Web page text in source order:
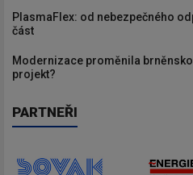
PlasmaFlex: od nebezpečného
část
Modernizace proměnila
projekt?
PARTNEŘI